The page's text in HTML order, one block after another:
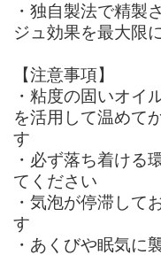
・独自製法で精製
ジュ効果を最大限
【注意事項】
・粘度の固いオイ
を活用して温めて
す
・必ず落ち着ける
てください
・気泡が停滞して
す
・あくびや眠気に